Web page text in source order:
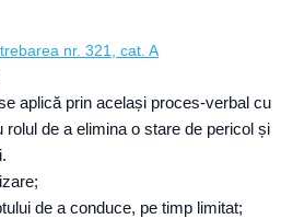
nr. 321, cat. A
aplică prin același proces-verbal cu
de a elimina o stare de pericol și
de a conduce, pe timp limitat;